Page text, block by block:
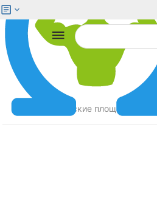
Детские площадки
Меню